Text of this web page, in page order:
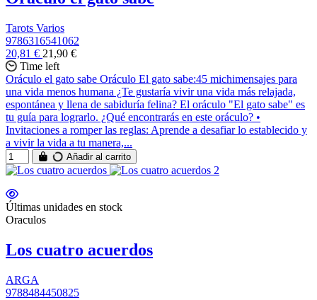
Tarots Varios
9786316541062
20,81 € 21,90 €
Time left
Oráculo el gato sabe Oráculo El gato sabe:45 michimensajes para
una vida menos humana ¿Te gustaría vivir una vida más relajada,
espontánea y llena de sabiduría felina? El oráculo "El gato sabe" es
tu guía para lograrlo. ¿Qué encontrarás en este oráculo? •
Invitaciones a romper las reglas: Aprende a desafiar lo establecido y
a vivir la vida a tu manera,...
Añadir al carrito
Últimas unidades en stock
Oraculos
Los cuatro acuerdos
ARGA
9788484450825